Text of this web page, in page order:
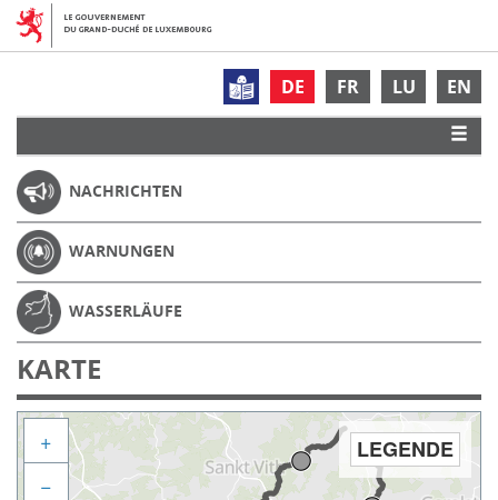
DE FR LU EN
NACHRICHTEN
WARNUNGEN
WASSERLÄUFE
KARTE
LEGENDE
+
−